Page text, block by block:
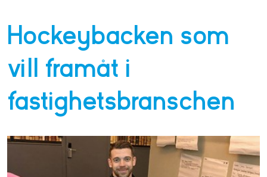
Klicka härför att komma till alla tillgängliga onlinekurser.
Hockeybacken som
vill framåt i
fastighetsbranschen